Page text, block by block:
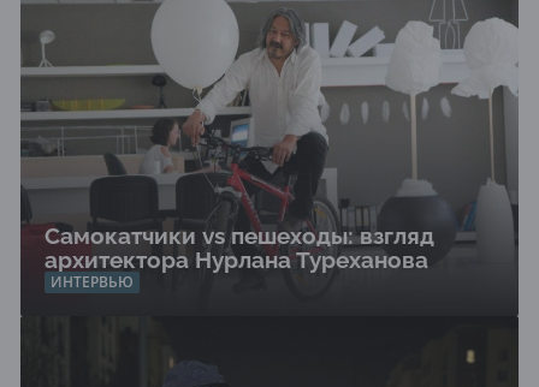
Самокатчики vs пешеходы: взгляд
архитектора Нурлана Туреханова
ИНТЕРВЬЮ